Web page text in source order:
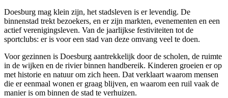
Doesburg mag klein zijn, het stadsleven is er levendig. De
binnenstad trekt bezoekers, en er zijn markten, evenementen en een
actief verenigingsleven. Van de jaarlijkse festiviteiten tot de
sportclubs: er is voor een stad van deze omvang veel te doen.
Voor gezinnen is Doesburg aantrekkelijk door de scholen, de ruimte
in de wijken en de rivier binnen handbereik. Kinderen groeien er op
met historie en natuur om zich heen. Dat verklaart waarom mensen
die er eenmaal wonen er graag blijven, en waarom een ruil vaak de
manier is om binnen de stad te verhuizen.